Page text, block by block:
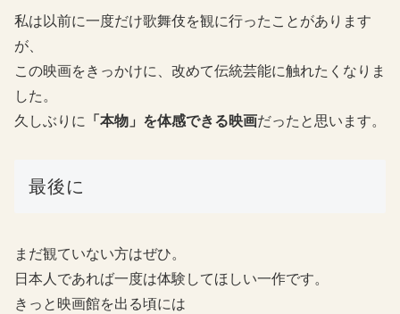
私は以前に一度だけ歌舞伎を観に行ったことがあります
が、
この映画をきっかけに、改めて伝統芸能に触れたくなりま
した。
久しぶりに
「本物」を体感できる映画だったと思います。
最後に
まだ観ていない方はぜひ。
日本人であれば一度は体験してほしい一作です。
きっと映画館を出る頃には